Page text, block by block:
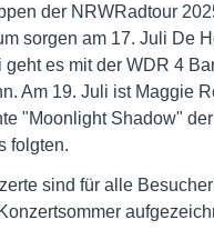
der NRWRadtour
sorgen am 17. Juli De
geht es mit der WDR 4
Am 19. Juli ist Maggie
"Moonlight Shadow"
folgten.
sind für alle